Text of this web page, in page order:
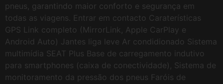
pneus, garantindo maior conforto e segurança em
todas as viagens. Entrar em contacto Caraterísticas
GPS Link completo (MirrorLink, Apple CarPlay e
Android Auto) Jantes liga leve Ar condidionado Sistema
multimídia SEAT Plus Base de carregamento indutivo
para smartphones (caixa de conectividade), Sistema de
monitoramento da pressão dos pneus Faróis de